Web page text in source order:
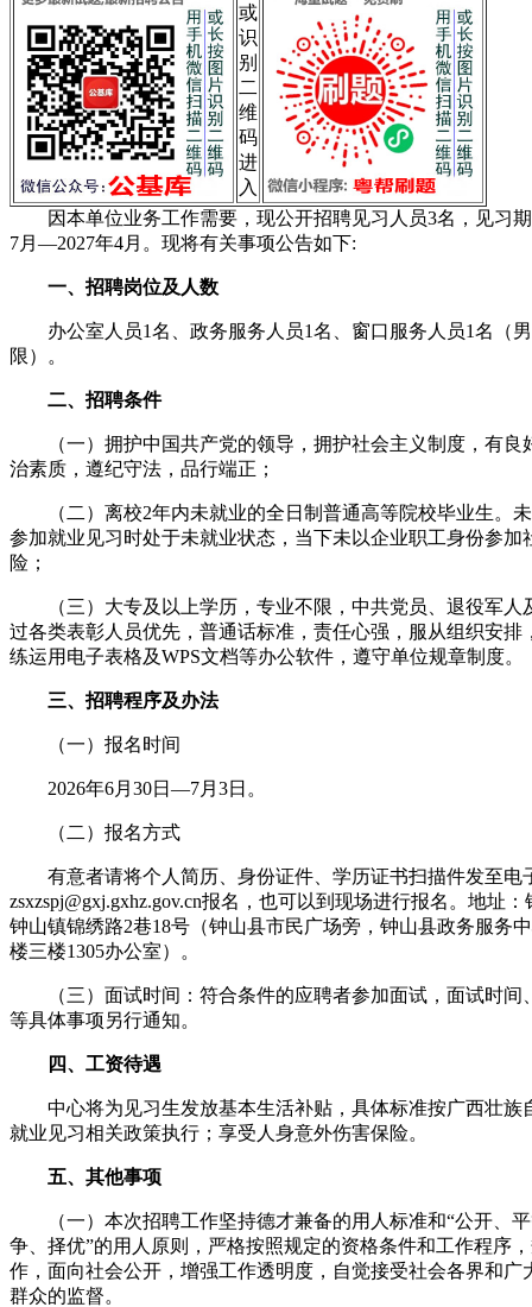
或
识
别
二
维
码
进
入
因本单位业务工作需要，现公开招聘见习人员3名，见习期
7月—2027年4月。现将有关事项公告如下:
一、招聘岗位及人数
办公室人员1名、政务服务人员1名、窗口服务人员1名（
限）。
二、招聘条件
（一）拥护中国共产党的领导，拥护社会主义制度，有良
治素质，遵纪守法，品行端正；
（二）离校2年内未就业的全日制普通高等院校毕业生。
参加就业见习时处于未就业状态，当下未以企业职工身份参加
险；
（三）大专及以上学历，专业不限，中共党员、退役军人
过各类表彰人员优先，普通话标准，责任心强，服从组织安排
练运用电子表格及WPS文档等办公软件，遵守单位规章制度。
三、招聘程序及办法
（一）报名时间
2026年6月30日—7月3日。
（二）报名方式
有意者请将个人简历、身份证件、学历证书扫描件发至电
zsxzspj@gxj.gxhz.gov.cn报名，也可以到现场进行报名。地址：
钟山镇锦绣路2巷18号（钟山县市民广场旁，钟山县政务服务
楼三楼1305办公室）。
（三）面试时间：符合条件的应聘者参加面试，面试时间
等具体事项另行通知。
四、工资待遇
中心将为见习生发放基本生活补贴，具体标准按广西壮族
就业见习相关政策执行；享受人身意外伤害保险。
五、其他事项
（一）本次招聘工作坚持德才兼备的用人标准和“公开、
争、择优”的用人原则，严格按照规定的资格条件和工作程序
作，面向社会公开，增强工作透明度，自觉接受社会各界和广
群众的监督。